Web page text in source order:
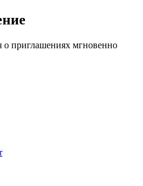
о приглашениях мгновенно